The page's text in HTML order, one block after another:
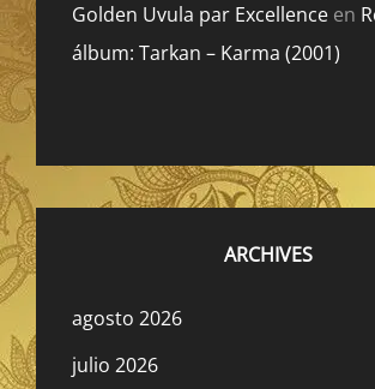
Golden Uvula par Excellence en
álbum: Tarkan – Karma (2001)
ARCHIVES
agosto 2026
julio 2026